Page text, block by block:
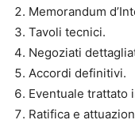
Memorandum
Tavoli tecnici.
Negoziati
Accordi definitivi.
Eventuale trattato
Ratifica e